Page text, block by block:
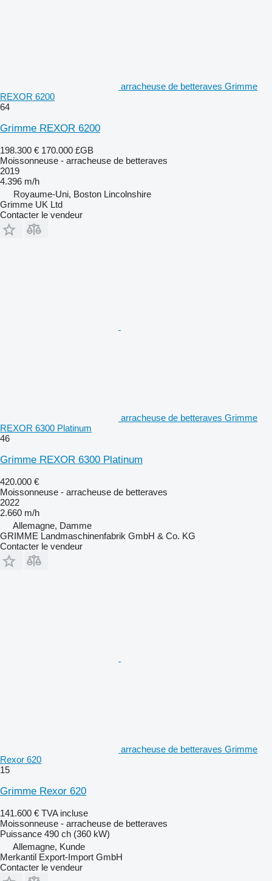
arracheuse de betteraves Grimme
REXOR 6200
64
Grimme REXOR 6200
198.300 € 170.000 £GB
Moissonneuse - arracheuse de betteraves
2019
4.396 m/h
Royaume-Uni, Boston Lincolnshire
Grimme UK Ltd
Contacter le vendeur
arracheuse de betteraves Grimme
REXOR 6300 Platinum
46
Grimme REXOR 6300 Platinum
420.000 €
Moissonneuse - arracheuse de betteraves
2022
2.660 m/h
Allemagne, Damme
GRIMME Landmaschinenfabrik GmbH & Co. KG
Contacter le vendeur
arracheuse de betteraves Grimme
Rexor 620
15
Grimme Rexor 620
141.600 € TVA incluse
Moissonneuse - arracheuse de betteraves
Puissance 490 ch (360 kW)
Allemagne, Kunde
Merkantil Export-Import GmbH
Contacter le vendeur